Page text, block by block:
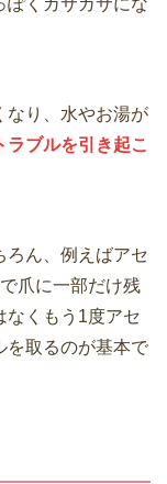
なり、水やお湯が
ラブルを引き起こ
ろん、例えばアセ
爪に一部だけ残
なくもう1度アセ
を取るのが基本で